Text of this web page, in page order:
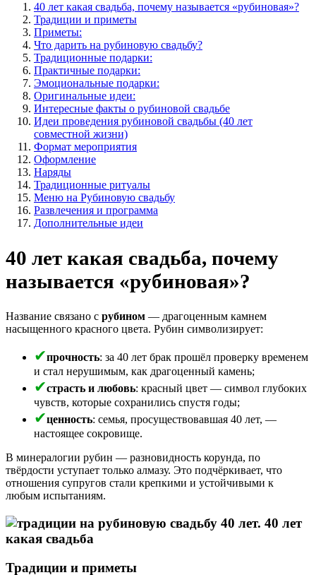
40 лет какая свадьба, почему называется «рубиновая»?
Традиции и приметы
Приметы:
Что дарить на рубиновую свадьбу?
Традиционные подарки:
Практичные подарки:
Эмоциональные подарки:
Оригинальные идеи:
Интересные факты о рубиновой свадьбе
Идеи проведения рубиновой свадьбы (40 лет
совместной жизни)
Формат мероприятия
Оформление
Наряды
Традиционные ритуалы
Меню на Рубиновую свадьбу
Развлечения и программа
Дополнительные идеи
40 лет какая свадьба, почему
называется «рубиновая»?
Название связано с рубином — драгоценным камнем
насыщенного красного цвета. Рубин символизирует:
прочность: за 40 лет брак прошёл проверку временем
и стал нерушимым, как драгоценный камень;
страсть и любовь: красный цвет — символ глубоких
чувств, которые сохранились спустя годы;
ценность: семья, просуществовавшая 40 лет, —
настоящее сокровище.
В минералогии рубин — разновидность корунда, по
твёрдости уступает только алмазу. Это подчёркивает, что
отношения супругов стали крепкими и устойчивыми к
любым испытаниям.
Традиции и приметы